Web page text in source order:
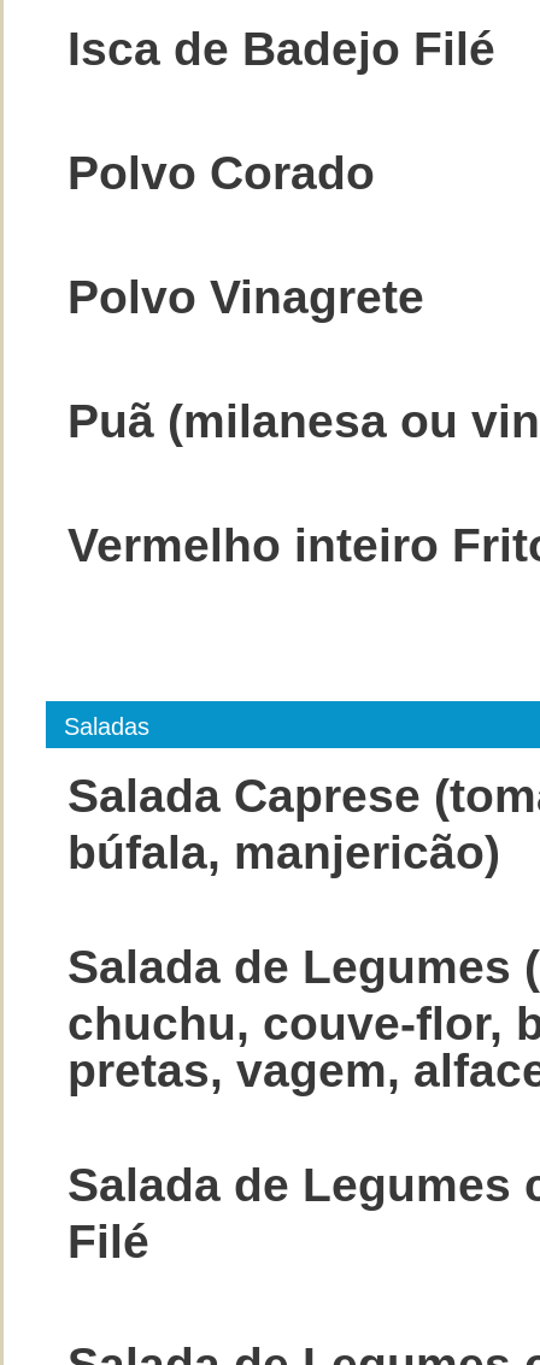
Isca de Badejo Filé
Polvo Corado
Polvo Vinagrete
Puã (milanesa ou
Vermelho inteiro
Saladas
Salada Caprese
búfala, manjericão)
Salada de Legumes
chuchu, couve-flor,
pretas, vagem,
Salada de Legumes
Filé